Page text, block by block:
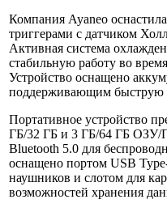
Компания Ayaneo
триггерами с датчиком
Активная система
стабильную работу во
Устройство оснащено
поддерживающим быструю
Портативное устройство
ГБ/32 ГБ и 3 ГБ/64 ГБ ОЗУ/
Bluetooth 5.0 для
оснащено портом USB
наушников и слотом для
возможностей хранения